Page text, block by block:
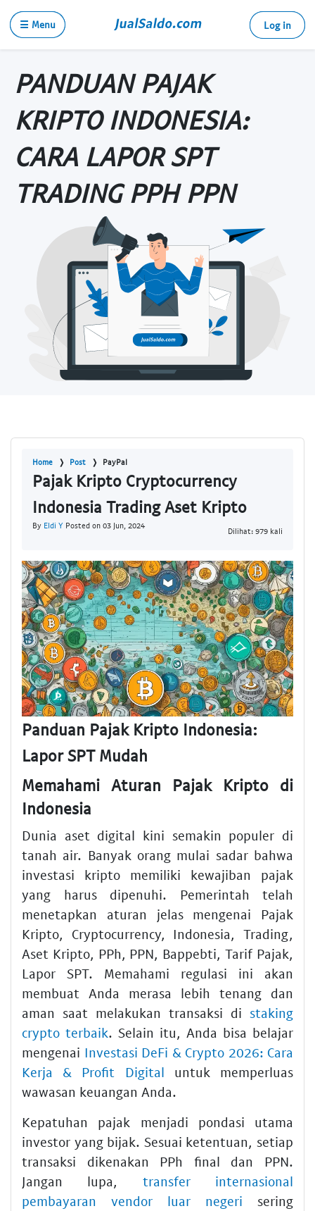
☰ Menu Log in
PANDUAN PAJAK
KRIPTO INDONESIA:
CARA LAPOR SPT
TRADING PPH PPN
Home Post PayPal
Pajak Kripto Cryptocurrency
Indonesia Trading Aset Kripto
By Eldi Y Posted on 03 Jun, 2024
Dilihat: 979 kali
Panduan Pajak Kripto Indonesia:
Lapor SPT Mudah
Memahami Aturan Pajak Kripto di
Indonesia
Dunia aset digital kini semakin populer di
tanah air. Banyak orang mulai sadar bahwa
investasi kripto memiliki kewajiban pajak
yang harus dipenuhi. Pemerintah telah
menetapkan aturan jelas mengenai Pajak
Kripto, Cryptocurrency, Indonesia, Trading,
Aset Kripto, PPh, PPN, Bappebti, Tarif Pajak,
Lapor SPT. Memahami regulasi ini akan
membuat Anda merasa lebih tenang dan
aman saat melakukan transaksi di staking
crypto terbaik. Selain itu, Anda bisa belajar
mengenai Investasi DeFi & Crypto 2026: Cara
Kerja & Profit Digital untuk memperluas
wawasan keuangan Anda.
Kepatuhan pajak menjadi pondasi utama
investor yang bijak. Sesuai ketentuan, setiap
transaksi dikenakan PPh final dan PPN.
Jangan lupa, transfer internasional
pembayaran vendor luar negeri sering